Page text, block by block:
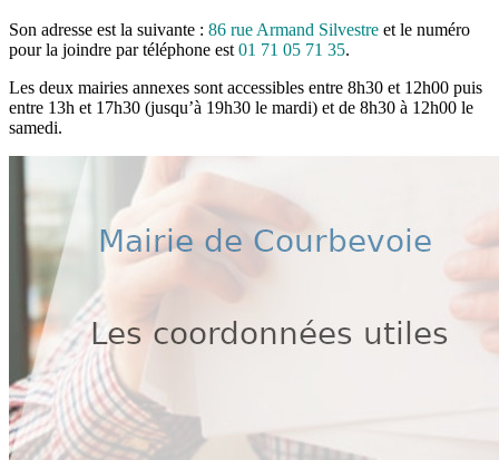
Son adresse est la suivante : 86 rue Armand Silvestre et le numéro
pour la joindre par téléphone est 01 71 05 71 35.
Les deux mairies annexes sont accessibles entre 8h30 et 12h00 puis
entre 13h et 17h30 (jusqu’à 19h30 le mardi) et de 8h30 à 12h00 le
samedi.